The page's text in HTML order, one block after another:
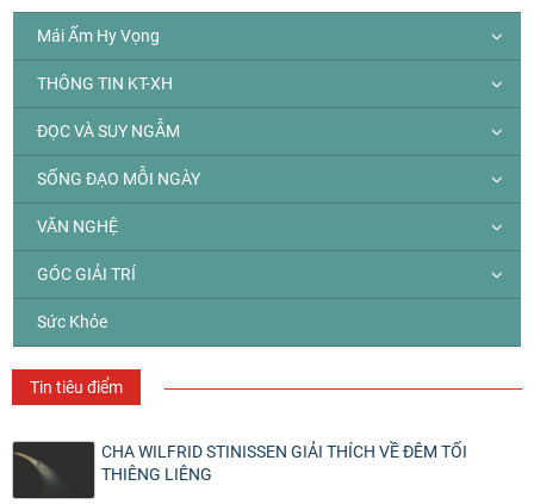
Mái Ấm Hy Vọng
THÔNG TIN KT-XH
ĐỌC VÀ SUY NGẪM
SỐNG ĐẠO MỖI NGÀY
VĂN NGHỆ
GÓC GIẢI TRÍ
Sức Khỏe
Tin tiêu điểm
CHA WILFRID STINISSEN GIẢI THÍCH VỀ ĐÊM TỐI
THIÊNG LIÊNG